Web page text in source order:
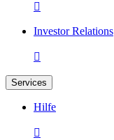

Investor Relations

Services
Hilfe
